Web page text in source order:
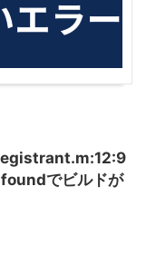
でビルドが